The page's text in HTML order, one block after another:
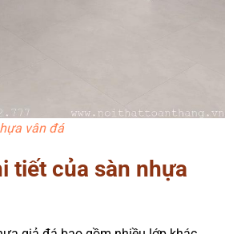
vân đá
tiết của sàn nhựa